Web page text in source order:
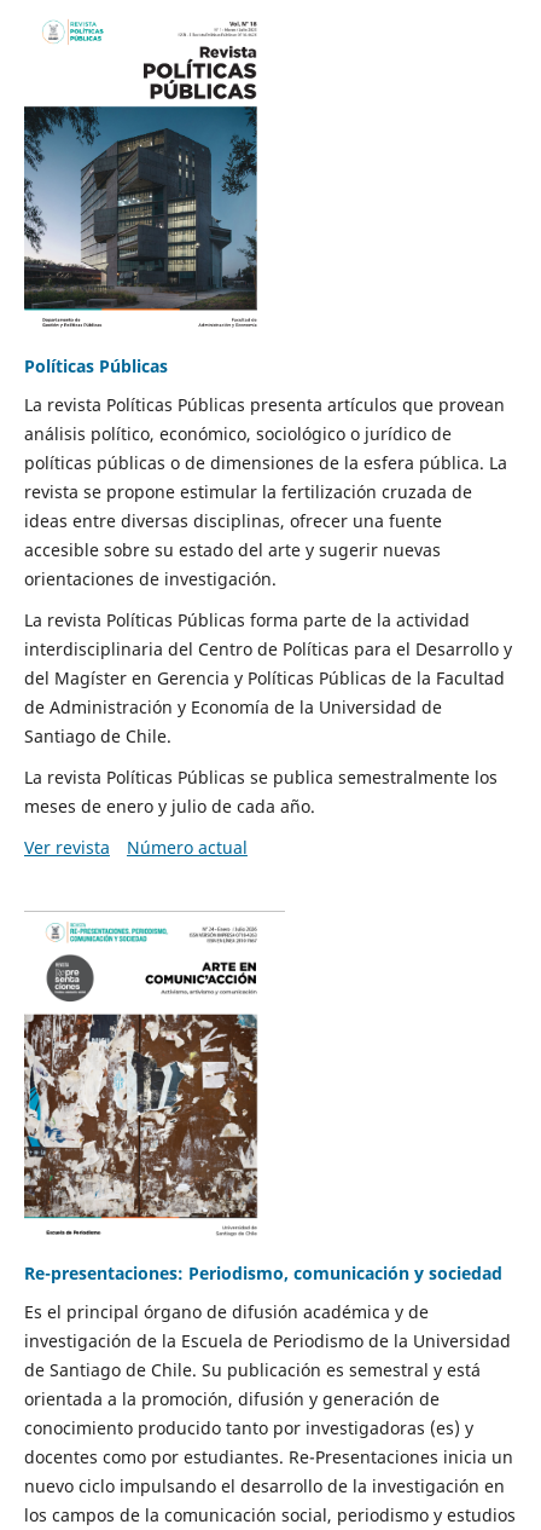
Políticas Públicas
La revista Políticas Públicas presenta artículos que provean
análisis político, económico, sociológico o jurídico de
políticas públicas o de dimensiones de la esfera pública. La
revista se propone estimular la fertilización cruzada de
ideas entre diversas disciplinas, ofrecer una fuente
accesible sobre su estado del arte y sugerir nuevas
orientaciones de investigación.
La revista Políticas Públicas forma parte de la actividad
interdisciplinaria del Centro de Políticas para el Desarrollo y
del Magíster en Gerencia y Políticas Públicas de la Facultad
de Administración y Economía de la Universidad de
Santiago de Chile.
La revista Políticas Públicas se publica semestralmente los
meses de enero y julio de cada año.
Ver revista
Número actual
Re-presentaciones: Periodismo, comunicación y sociedad
Es el principal órgano de difusión académica y de
investigación de la Escuela de Periodismo de la Universidad
de Santiago de Chile. Su publicación es semestral y está
orientada a la promoción, difusión y generación de
conocimiento producido tanto por investigadoras (es) y
docentes como por estudiantes. Re-Presentaciones inicia un
nuevo ciclo impulsando el desarrollo de la investigación en
los campos de la comunicación social, periodismo y estudios